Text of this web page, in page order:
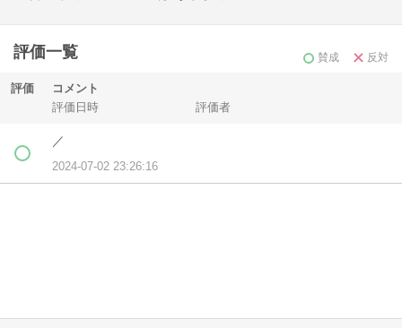
評価一覧 賛成 反対
評価
コメント
評価日時
評価者
／
2024-07-02 23:26:16